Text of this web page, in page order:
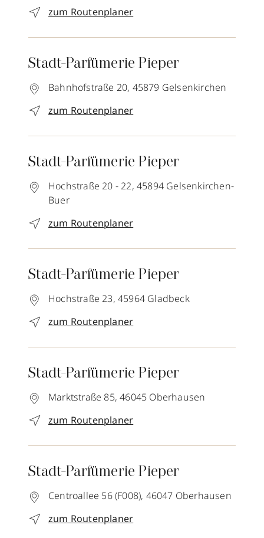
zum Routenplaner
Stadt-Parfümerie Pieper
Bahnhofstraße 20, 45879 Gelsenkirchen
zum Routenplaner
Stadt-Parfümerie Pieper
Hochstraße 20 - 22, 45894 Gelsenkirchen-
Buer
zum Routenplaner
Stadt-Parfümerie Pieper
Hochstraße 23, 45964 Gladbeck
zum Routenplaner
Stadt-Parfümerie Pieper
Marktstraße 85, 46045 Oberhausen
zum Routenplaner
Stadt-Parfümerie Pieper
Centroallee 56 (F008), 46047 Oberhausen
zum Routenplaner